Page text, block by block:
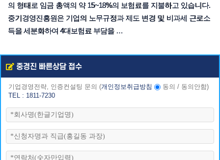
의 형태로 임금 총액의 약 15~18%의 보험료를 지불하고 있습니다.
중기경영진흥원은 기업의 노무규정과 제도 변경 및 비과세 근로소
득을 세분화하여 4대보험료 부담을 …
중경진 빠른상담 접수
기업경영전략, 인증컨설팅 문의 (개인정보취급방침 동의 / 동의안함)
TEL : 1811-7230